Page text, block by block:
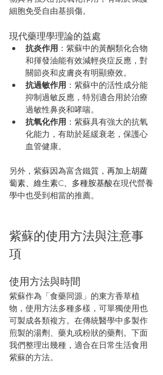
細胞免受自由基損傷。
現代藥理學理論的益處
抗炎作用 ：紫蘇中的黃酮類化合物
和揮發油能有效減輕炎症反應，對
關節炎和皮膚炎有明顯療效。
抗過敏作用 ：紫蘇中的活性成分能
抑制過敏反應，特別適合用於治療
過敏性鼻炎和哮喘。
抗氧化作用 ：紫蘇具有強大的抗氧
化能力，有助於延緩衰老，保護心
血管健康。
另外，紫蘇因為富含鐵質， 再加上胡蘿
蔔素、維生素C、多種胺基酸在現代營養
學中也受到相當的推薦。
紫蘇的使用方法與注意事
項
使用方法與時間
紫蘇作為「食藥同源」的東方香草植
物，使用方法多種多樣，可單獨使用也
可製成各類複方。在傳統醫學中多製作
煎製的湯劑、藥丸或粉狀的藥劑。下面
我們整理出幾種，適合在日常生活食用
紫蘇的方法。